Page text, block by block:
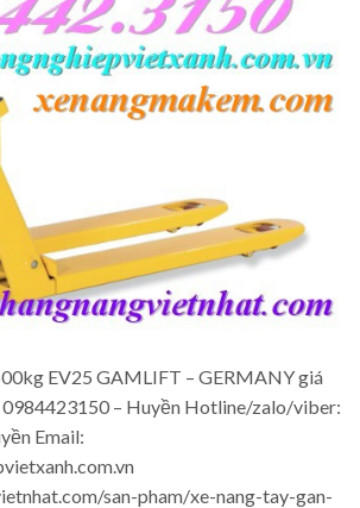
EV25 GAMLIFT – GERMANY giá
0984423150 – Huyền Hotline/zalo/viber:
Email:
san-pham/xe-nang-tay-gan-